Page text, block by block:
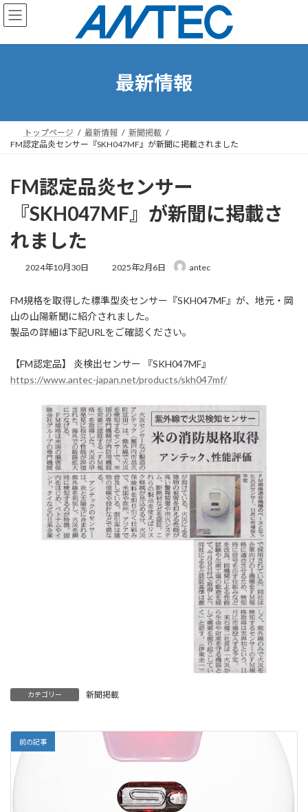
コ
ン
ン
ナ
ビ
ー
最新情報
トップページ 最新情報
新聞掲載
FM認定品炎センサー『SKH047MF』が新聞に掲載されました
FM認定品炎センサー
『SKH047MF』が新聞に掲載さ
れました
2024年10月30日
最
新
日
時
:
2025年2月6日 antec
FM規格を取得した標準型炎センサー『SKH047MF』が、地元・岡
山の山陽新聞に紹介されました。
製品の詳細は下記URLをご確認ください。
【FM認定品】 炎検出センサー 『SKH047MF』
https://www.antec-japan.net/products/skh047mf/
カテゴリー 新聞掲載
前の記事